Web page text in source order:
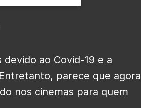
ao Covid-19 e a
parece que agora
nos cinemas para quem